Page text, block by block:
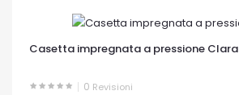
Casetta impregnata a pressione Clara
0 Revisioni